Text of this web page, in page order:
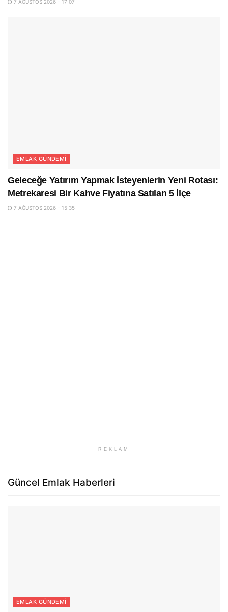
7 AĞUSTOS 2026 - 17:07
EMLAK GÜNDEMI
Geleceğe Yatırım Yapmak İsteyenlerin Yeni Rotası:
Metrekaresi Bir Kahve Fiyatına Satılan 5 İlçe
7 AĞUSTOS 2026 - 15:35
REKLAM
Güncel Emlak Haberleri
EMLAK GÜNDEMI